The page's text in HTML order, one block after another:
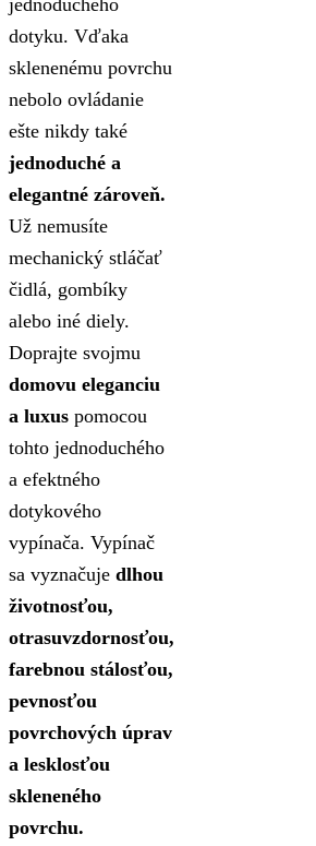
jednoduchého
dotyku. Vďaka
sklenenému povrchu
nebolo ovládanie
ešte nikdy také
jednoduché a
elegantné zároveň.
Už nemusíte
mechanický stláčať
čidlá, gombíky
alebo iné diely.
Doprajte svojmu
domovu eleganciu
a luxus pomocou
tohto jednoduchého
a efektného
dotykového
vypínača. Vypínač
sa vyznačuje dlhou
životnosťou,
otrasuvzdornosťou,
farebnou stálosťou,
pevnosťou
povrchových úprav
a lesklosťou
skleneného
povrchu.